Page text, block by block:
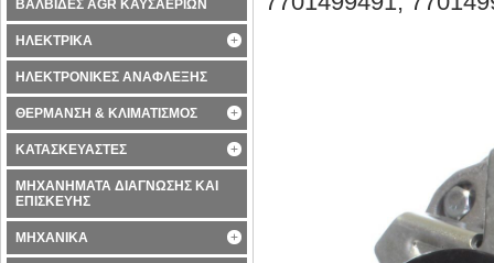
ΒΑΛΒΙΔΕΣ AGR ΚΑΥΣΑΕΡΙΩΝ
ΗΛΕΚΤΡΙΚΑ
ΗΛΕΚΤΡΟΝΙΚΕΣ ΑΝΑΦΛΕΞΗΣ
ΘΕΡΜΑΝΣΗ & ΚΛΙΜΑΤΙΣΜΟΣ
ΚΑΤΑΣΚΕΥΑΣΤΕΣ
ΜΗΧΑΝΗΜΑΤΑ ΔΙΑΓΝΩΣΗΣ ΚΑΙ
ΕΠΙΣΚΕΥΗΣ
ΜΗΧΑΝΙΚΑ